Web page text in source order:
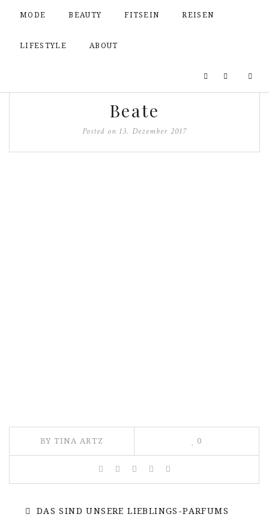
MODE BEAUTY FITSEIN REISEN
LIFESTYLE ABOUT
Beate
Posted on 13. Dezember 2017
BY TINA ARTZ 0
DAS SIND UNSERE LIEBLINGS-PARFUMS